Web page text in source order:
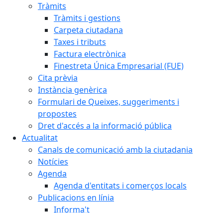
Tràmits
Tràmits i gestions
Carpeta ciutadana
Taxes i tributs
Factura electrònica
Finestreta Única Empresarial (FUE)
Cita prèvia
Instància genèrica
Formulari de Queixes, suggeriments i
propostes
Dret d'accés a la informació pública
Actualitat
Canals de comunicació amb la ciutadania
Notícies
Agenda
Agenda d'entitats i comerços locals
Publicacions en línia
Informa't